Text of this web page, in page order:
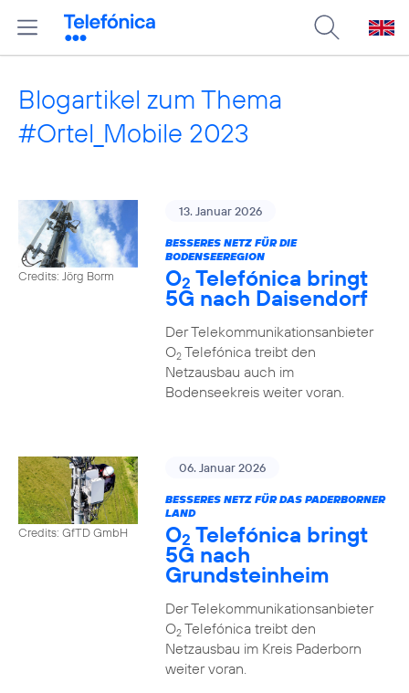
Blogartikel zum Thema
#Ortel_Mobile 2023
Credits: Jörg Borm
13. Januar 2026
BESSERES NETZ FÜR DIE
BODENSEEREGION
O2 Telefónica bringt
5G nach Daisendorf
Der Telekommunikationsanbieter
O2Telefónica treibt den
Netzausbau auch im
Bodenseekreis weiter voran.
Credits: GfTD GmbH
06. Januar 2026
BESSERES NETZ FÜR DAS PADERBORNER
LAND
O2 Telefónica bringt
5G nach
Grundsteinheim
Der Telekommunikationsanbieter
O2Telefónica treibt den
Netzausbau im Kreis Paderborn
weiter voran.